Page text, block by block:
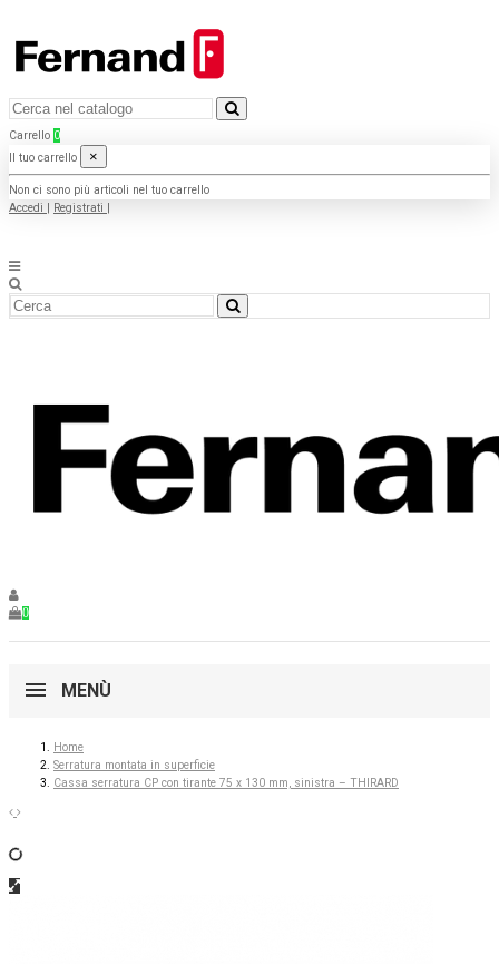
Carrello 0
Il tuo carrello
×
Non ci sono più articoli nel tuo carrello
Accedi
Registrati
0
MENÙ
Home
Serratura montata in superficie
Cassa serratura CP con tirante 75 x 130 mm, sinistra – THIRARD